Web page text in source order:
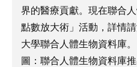
界的醫療貢獻。現在聯合
點數放大術」活動，詳情
大學聯合人體生物資料庫
圖：聯合人體生物資料庫